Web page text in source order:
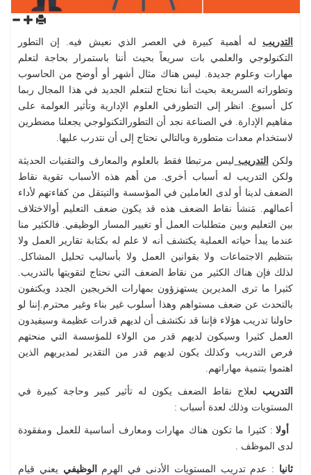
التدريب
له أهمية كبيرة في العصر الذي نعيش فيه. إن التطور
التكنولوجي والعلمي بات سريعاً بحيث أننا باستمرار بحاجة لتعلم
مهارات وعلوم جديدة. ليس هناك مثال أشهر أو أوضح من الحاسوب
وتطوراته السريعة بحيث أننا نحتاج لنتعلم الجديد في هذا المجال ربما
كل أسبوع. انظر إلى التطورفي العلوم الإدارية وتأثير العولمة على
مفاهيم الإدارة. في الصناعة نجد أن التطورالتكنولوجي يجعلنا مضطرين
لاستخدام معدات متطورة وبالتالي نحتاج إلى أن نتدرب عليها.
ولكن التدريب ليس مرتبطا فقط بالعلوم والمعارف والتقنيات الحديثة
ولكن التدريب له أسباب أخرى. من أهم هذه الأسباب تقوية نقاط
الضعف لدينا أو لدى العاملين في المؤسسة والتيتقل من كفاءتهم لأداء
أعمالهم. مَنشأ نقاط الضعف هذه قد يكون ضعف التعليم أوالاختلاف
بين التعليم وبين متطلبات العمل أو تغيير المسار الوظيفي. فالكثير منا
عندما يبدأ حياته العملية يكتشف أنه لا علم له بكتابة تقارير العمل ولا
بتنظيم الاجتماعات ولا بقوانين العمل ولا بأساليب تحليل المشاكل.
لذلك فإن هناك الكثير من نقاط الضعف التي نحتاج لتقويتها بالتدريب.
كثيرا ما ترى المديرين يستهزؤون بمهارات الخريجين الجدد ويكتفون
بالتحدث عن ضعف مستواهم وهذا أسلوب غير بناء وغير محترم.إننا لو
حاولنا تدريب هؤلاء فإننا قد نكتشف أن لديهم قدرات عظيمة وسيفيدون
العمل كثيرا وسيكون لديهم قدر من الولاء للمؤسسة التي منحتهم
فرص التدريب وكذلك يكون لديهم قدر من التقدير لمديريهم الذين
اهتموا بتنمية مهاراتهم.
التدريب لعلاج نقاط الضعف يكون له تأثير كبير وحاجة كبيرة في
المستويات وذلك لعدة أسباب :
أولا: كثيرا ما تكون هناك مهارات ومعارف أساسية للعمل ومفقودة
لدى الموظف .
ثانيا : عدم تدريب المستويات الأدنى في الهرم الوظيفي يعني قيام